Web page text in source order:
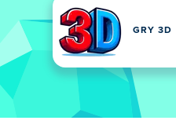
GRY 3D